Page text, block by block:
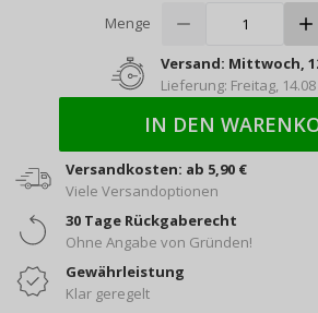
Menge
Versand: Mittwoch,
Lieferung: Freitag, 14.08
IN DEN
Versandkosten: ab 5,90 €
Viele Versandoptionen
30 Tage Rückgaberecht
Ohne Angabe von Gründen!
Gewährleistung
Klar geregelt